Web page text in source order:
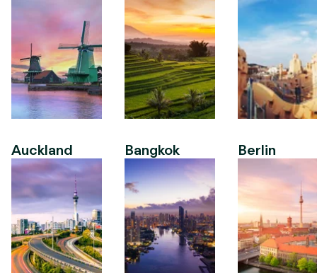
Auckland Bangkok Berlin